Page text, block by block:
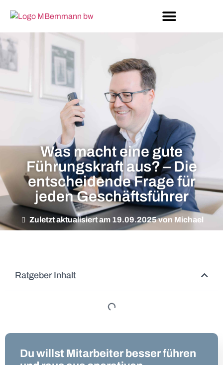
Was macht eine gute
Führungskraft aus? – Die
entscheidende Frage für
jeden Geschäftsführer
Zuletzt aktualisiert am 19.09.2025 von Michael
Ratgeber Inhalt
Du willst Mitarbeiter besser führen